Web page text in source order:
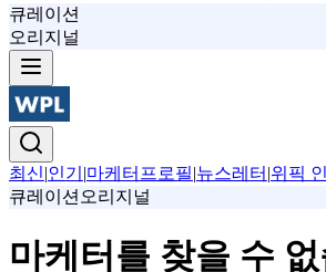
큐레이션
오리지널
최신|인기 |마케터프로필|뉴스레터 |위픽
큐레이션 오리지널
마케터를 찾을 수